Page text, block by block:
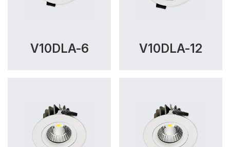
V10DLA-6 V10DLA-12